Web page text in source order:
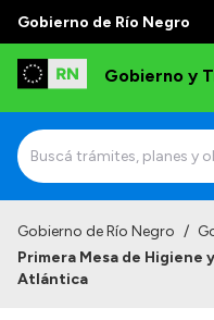
Gobierno de Río Negro
Gobierno y
Institucional
Gobierno de Río Negro /
Primera Mesa de Higiene
Atlántica